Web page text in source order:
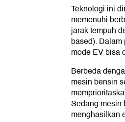
Teknologi ini
memenuhi
jarak tempuh
based).
mode EV bisa
Berbeda
mesin bensin
Sedang mesin
menghasilkan